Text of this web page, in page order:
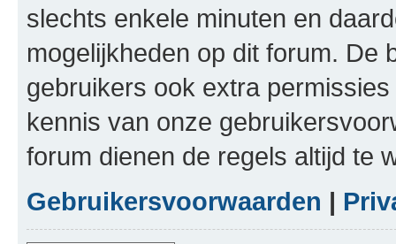
slechts enkele minuten en
mogelijkheden op dit forum. De
gebruikers ook extra
kennis van onze
forum dienen de regels altijd te
Gebruikersvoorwaarden |